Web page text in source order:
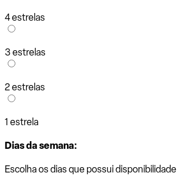
4 estrelas
3 estrelas
2 estrelas
1 estrela
Dias da semana:
Escolha os dias que possui disponibilidade